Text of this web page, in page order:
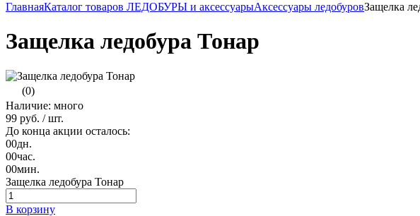
ГлавнаяКаталог товаров ЛЕДОБУРЫ и аксессуарыАксессуары ледобуровЗащелка
Защелка ледобура Тонар
(0)
Наличие: много
99 руб. / шт.
До конца акции осталось:
00дн.
00час.
00мин.
Защелка ледобура Тонар
В корзину